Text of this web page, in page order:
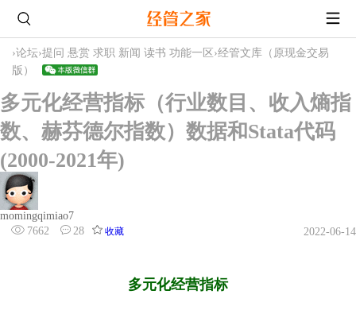
›论坛›提问 悬赏 求职 新闻 读书 功能一区 ›经管文库（原现金交易
版）
多元化经营指标（行业数目、收入熵指
数、赫芬德尔指数）数据和Stata代码
(2000-2021年)
momingqimiao7
7662
28 收藏 2022-06-14
多元化经营指标